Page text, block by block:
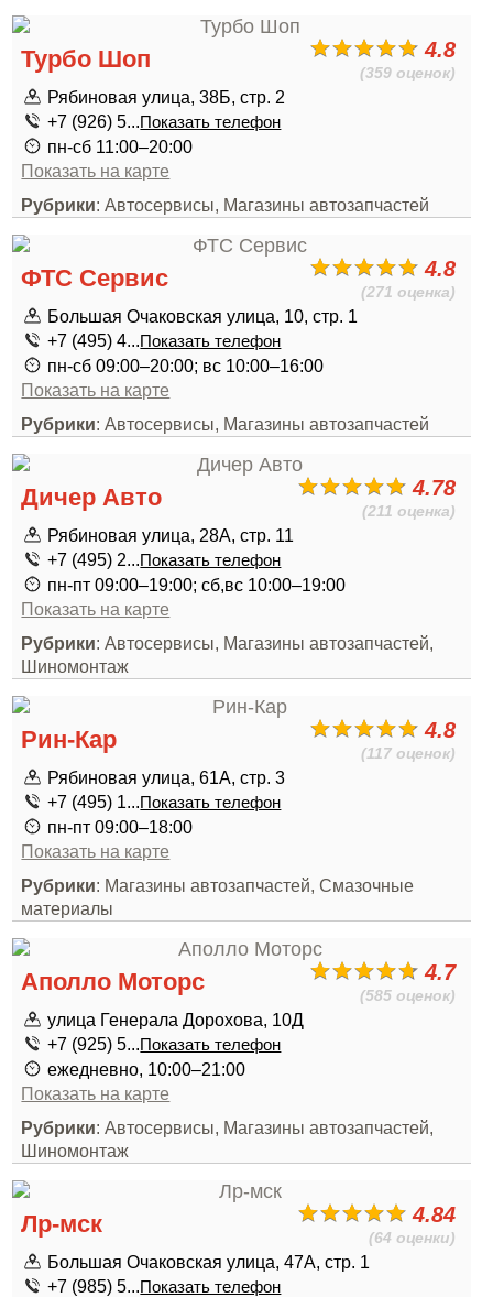
4.8
(359 оценок)
Турбо Шоп
Рябиновая улица, 38Б, стр. 2
+7 (926) 5...Показать телефон
пн-сб 11:00–20:00
Показать на карте
Рубрики: Автосервисы, Магазины автозапчастей
4.8
(271 оценка)
ФТС Сервис
Большая Очаковская улица, 10, стр. 1
+7 (495) 4...Показать телефон
пн-сб 09:00–20:00; вс 10:00–16:00
Показать на карте
Рубрики: Автосервисы, Магазины автозапчастей
4.78
(211 оценка)
Дичер Авто
Рябиновая улица, 28А, стр. 11
+7 (495) 2...Показать телефон
пн-пт 09:00–19:00; сб,вс 10:00–19:00
Показать на карте
Рубрики: Автосервисы, Магазины автозапчастей,
Шиномонтаж
4.8
(117 оценок)
Рин-Кар
Рябиновая улица, 61А, стр. 3
+7 (495) 1...Показать телефон
пн-пт 09:00–18:00
Показать на карте
Рубрики: Магазины автозапчастей, Смазочные
материалы
4.7
(585 оценок)
Аполло Моторс
улица Генерала Дорохова, 10Д
+7 (925) 5...Показать телефон
ежедневно, 10:00–21:00
Показать на карте
Рубрики: Автосервисы, Магазины автозапчастей,
Шиномонтаж
4.84
(64 оценки)
Лр-мск
Большая Очаковская улица, 47А, стр. 1
+7 (985) 5...Показать телефон